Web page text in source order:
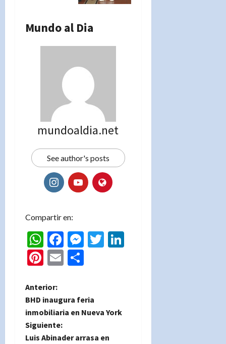
Mundo al Dia
mundoaldia.net
See author's posts
Compartir en:
WhatsApp
Facebook
Messenger
Twitter
Pinterest
Email
N
a
v
Anterior:
BHD inaugura feria
inmobiliaria en Nueva York
Siguiente:
Luis Abinader arrasa en